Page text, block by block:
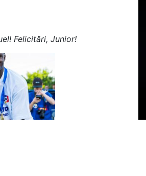
Felicitări, Junior!